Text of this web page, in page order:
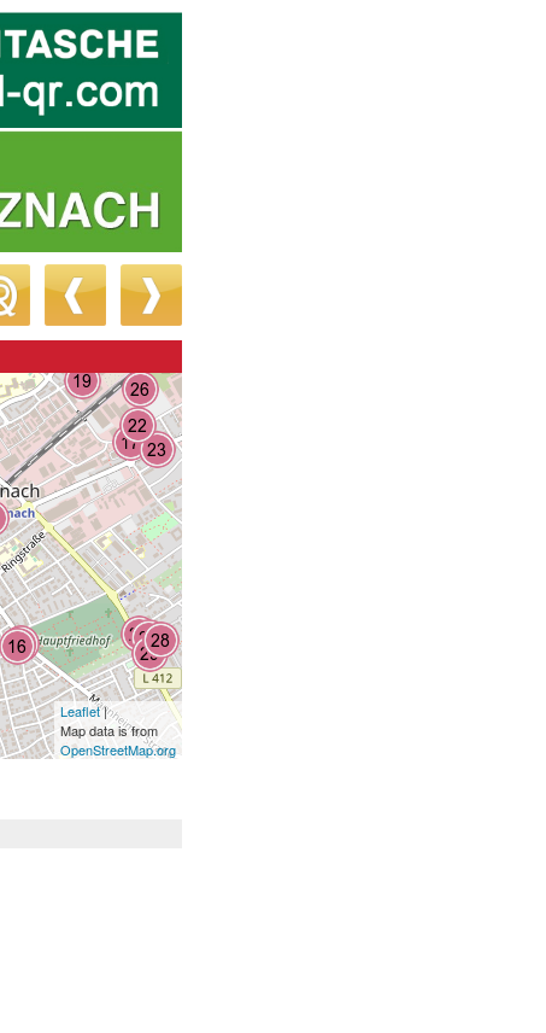
Leaflet|
Map data is from
OpenStreetMap.org